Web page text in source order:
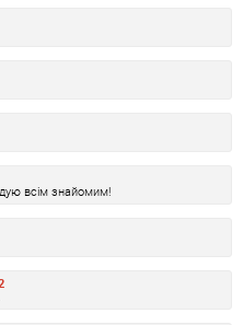
всім знайомим!